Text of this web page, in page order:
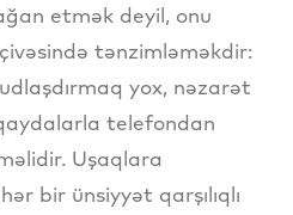
etmək deyil, onu
tənzimləməkdir:
yox, nəzarət
telefondan
Uşaqlara
bir ünsiyyət qarşılıqlı